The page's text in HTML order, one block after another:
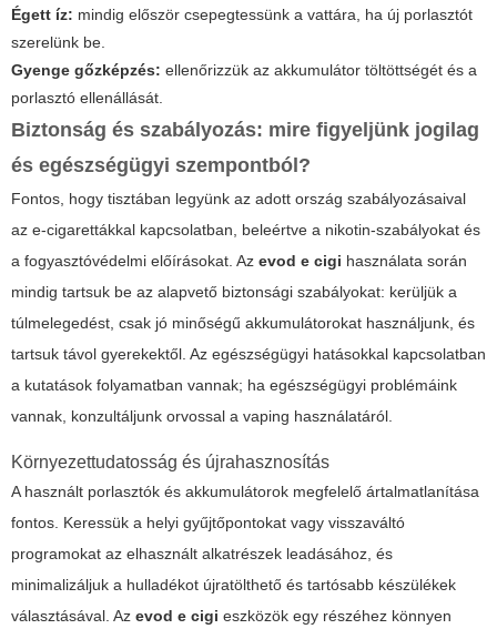
Égett íz: mindig először csepegtessünk a vattára, ha új porlasztót
szerelünk be.
Gyenge gőzképzés: ellenőrizzük az akkumulátor töltöttségét és a
porlasztó ellenállását.
Biztonság és szabályozás: mire figyeljünk jogilag
és egészségügyi szempontból?
Fontos, hogy tisztában legyünk az adott ország szabályozásaival
az e-cigarettákkal kapcsolatban, beleértve a nikotin-szabályokat és
a fogyasztóvédelmi előírásokat. Az evod e cigi használata során
mindig tartsuk be az alapvető biztonsági szabályokat: kerüljük a
túlmelegedést, csak jó minőségű akkumulátorokat használjunk, és
tartsuk távol gyerekektől. Az egészségügyi hatásokkal kapcsolatban
a kutatások folyamatban vannak; ha egészségügyi problémáink
vannak, konzultáljunk orvossal a vaping használatáról.
Környezettudatosság és újrahasznosítás
A használt porlasztók és akkumulátorok megfelelő ártalmatlanítása
fontos. Keressük a helyi gyűjtőpontokat vagy visszaváltó
programokat az elhasznált alkatrészek leadásához, és
minimalizáljuk a hulladékot újratölthető és tartósabb készülékek
választásával. Az evod e cigi eszközök egy részéhez könnyen